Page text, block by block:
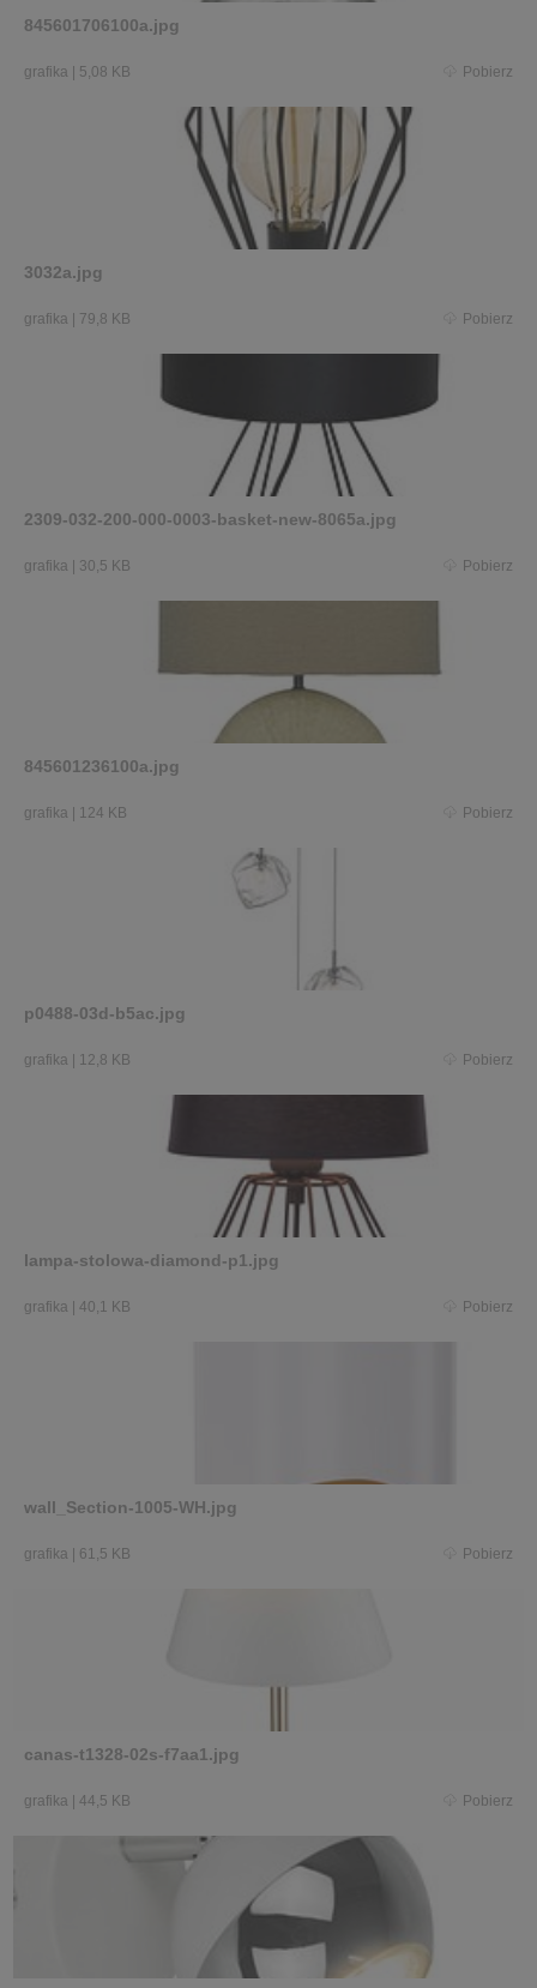
845601706100a.jpg
grafika 5,08 KB Pobierz
3032a.jpg
grafika 79,8 KB Pobierz
2309-032-200-000-0003-basket-new-8065a.jpg
grafika 30,5 KB Pobierz
845601236100a.jpg
grafika 124 KB Pobierz
p0488-03d-b5ac.jpg
grafika 12,8 KB Pobierz
lampa-stolowa-diamond-p1.jpg
grafika 40,1 KB Pobierz
wall_Section-1005-WH.jpg
grafika 61,5 KB Pobierz
canas-t1328-02s-f7aa1.jpg
grafika 44,5 KB Pobierz